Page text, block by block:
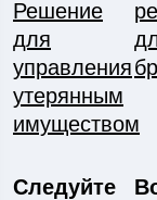
Решение
для
управления
утерянным
имуществом
Следуйте